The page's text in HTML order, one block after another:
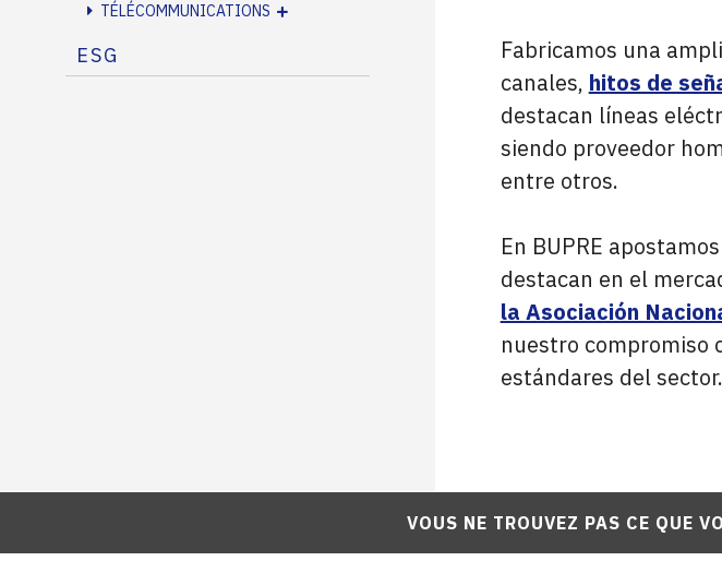
TÉLÉCOMMUNICATIONS
ESG
Fabricamos una
canales, hitos de
destacan líneas
siendo proveedor
entre otros.
En BUPRE
destacan en el
la Asociación
nuestro compromiso
estándares del sector.
VOUS NE TROUVEZ PAS CE QUE